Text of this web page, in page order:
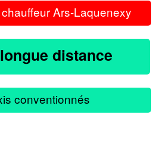
Ars-Laquenexy
distance
conventionnés